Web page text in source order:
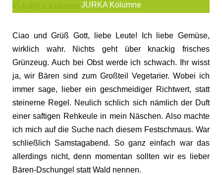
JURKA Kolumne
Ciao und Grüß Gott, liebe Leute! Ich liebe Gemüse,
wirklich wahr. Nichts geht über knackig frisches
Grünzeug. Auch bei Obst werde ich schwach. Ihr wisst
ja, wir Bären sind zum Großteil Vegetarier. Wobei ich
immer sage, lieber ein geschmeidiger Richtwert, statt
steinerne Regel. Neulich schlich sich nämlich der Duft
einer saftigen Rehkeule in mein Näschen. Also machte
ich mich auf die Suche nach diesem Festschmaus. War
schließlich Samstagabend. So ganz einfach war das
allerdings nicht, denn momentan sollten wir es lieber
Bären-Dschungel statt Wald nennen.